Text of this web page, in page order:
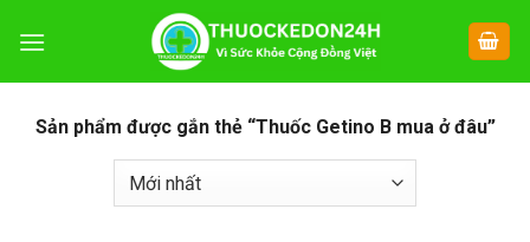
đến
Sản phẩm được gắn thẻ “Thuốc Getino B mua ở đâu”